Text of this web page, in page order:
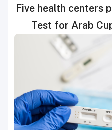
Five health centers
Test for Arab